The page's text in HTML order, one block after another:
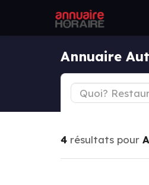
Annuaire
4 résultats pour